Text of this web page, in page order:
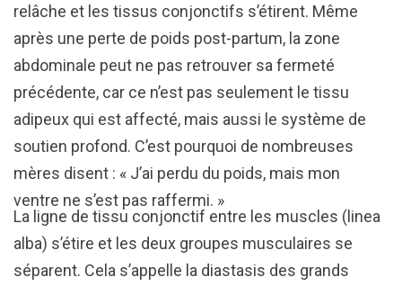
relâche et les tissus conjonctifs s’étirent. Même
après une perte de poids post-partum, la zone
abdominale peut ne pas retrouver sa fermeté
précédente, car ce n’est pas seulement le tissu
adipeux qui est affecté, mais aussi le système de
soutien profond. C’est pourquoi de nombreuses
mères disent : « J’ai perdu du poids, mais mon
ventre ne s’est pas raffermi. »
La ligne de tissu conjonctif entre les muscles (linea
alba) s’étire et les deux groupes musculaires se
séparent. Cela s’appelle la diastasis des grands